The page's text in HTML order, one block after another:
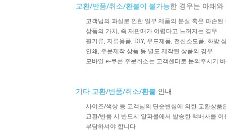
교환/반품/취소/환불이 불가능한 경우는 아래와
고객님의 과실로 인한 일부 제품의 분실 혹은 파손된
상품의 가치, 즉 재판매가 어렵다고 느껴지는 경우
필기류, 지류용품, DIY, 우드제품, 전산소모품, 화방
인쇄, 주문제작 상품 등 별도 제작된 상품의 경우
모바일 e-쿠폰 주문취소는 고객센터로 문의주시기
기타 교환/반품/취소/환불 안내
사이즈/색상 등 고객님의 단순변심에 의한 교환상
교환/반품 시 반드시 알파몰에서 발송한 택배사를
부담하셔야 합니다